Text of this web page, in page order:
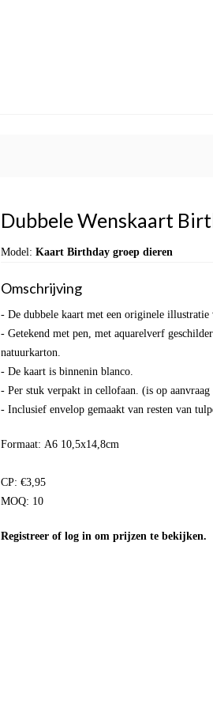
Dubbele Wenskaart
Model: Kaart Birthday groep dieren
Omschrijving
- De dubbele kaart met een originele
- Getekend met pen, met aquarelverf
natuurkarton.
- De kaart is binnenin blanco.
- Per stuk verpakt in cellofaan. (is op
- Inclusief envelop gemaakt van resten van
Formaat: A6 10,5x14,8cm
CP: €3,95
MOQ: 10
Registreer of log in om prijzen te bekijken.